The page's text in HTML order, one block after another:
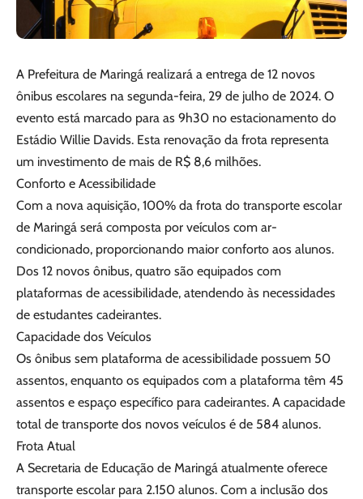
A Prefeitura de Maringá realizará a entrega de 12 novos
ônibus escolares na segunda-feira, 29 de julho de 2024. O
evento está marcado para as 9h30 no estacionamento do
Estádio Willie Davids. Esta renovação da frota representa
um investimento de mais de R$ 8,6 milhões.
Conforto e Acessibilidade
Com a nova aquisição, 100% da frota do transporte escolar
de Maringá será composta por veículos com ar-
condicionado, proporcionando maior conforto aos alunos.
Dos 12 novos ônibus, quatro são equipados com
plataformas de acessibilidade, atendendo às necessidades
de estudantes cadeirantes.
Capacidade dos Veículos
Os ônibus sem plataforma de acessibilidade possuem 50
assentos, enquanto os equipados com a plataforma têm 45
assentos e espaço específico para cadeirantes. A capacidade
total de transporte dos novos veículos é de 584 alunos.
Frota Atual
A Secretaria de Educação de Maringá atualmente oferece
transporte escolar para 2.150 alunos. Com a inclusão dos